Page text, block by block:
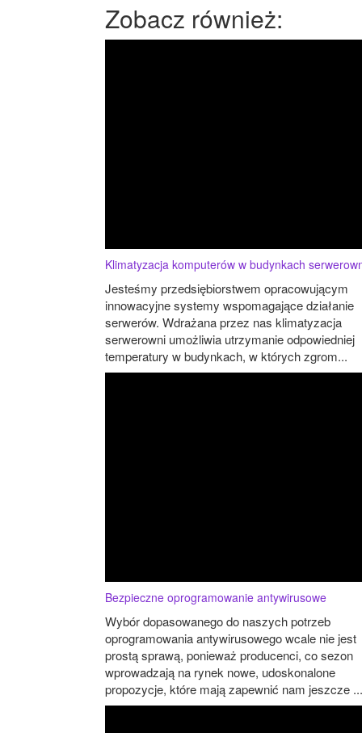
Zobacz również:
Klimatyzacja komputerów w budynkach
Jesteśmy przedsiębiorstwem opracowującym
innowacyjne systemy wspomagające działanie
serwerów. Wdrażana przez nas klimatyzacja
serwerowni umożliwia utrzymanie odpowiedniej
temperatury w budynkach, w których zgrom...
Bezpieczne oprogramowanie antywirusowe
Wybór dopasowanego do naszych potrzeb
oprogramowania antywirusowego wcale nie jest
prostą sprawą, ponieważ producenci, co sezon
wprowadzają na rynek nowe, udoskonalone
propozycje, które mają zapewnić nam jeszcze ...